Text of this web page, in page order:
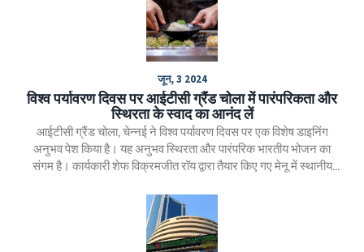
जून, 3 2024
विश्व पर्यावरण दिवस पर आईटीसी ग्रैंड चोला में पारंपरिकता और
स्थिरता के स्वाद का आनंद लें
आईटीसी ग्रैंड चोला, चेन्नई ने विश्व पर्यावरण दिवस पर एक विशेष डाइनिंग
अनुभव पेश किया है। यह अनुभव स्थिरता और पारंपरिक भारतीय भोजन का
संगम है। कार्यकारी शेफ विक्रमजीत रॉय द्वारा तैयार किए गए मेनू में स्थानीय
करने के साथ-साथ बायोडिग्रेडेबल कटलरी का उपयोग भी सुनिश्चित किया है।